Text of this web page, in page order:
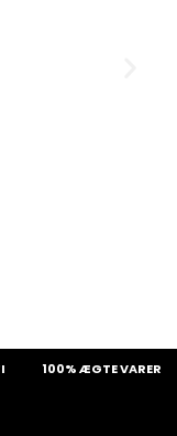
100% ÆGTE VARER